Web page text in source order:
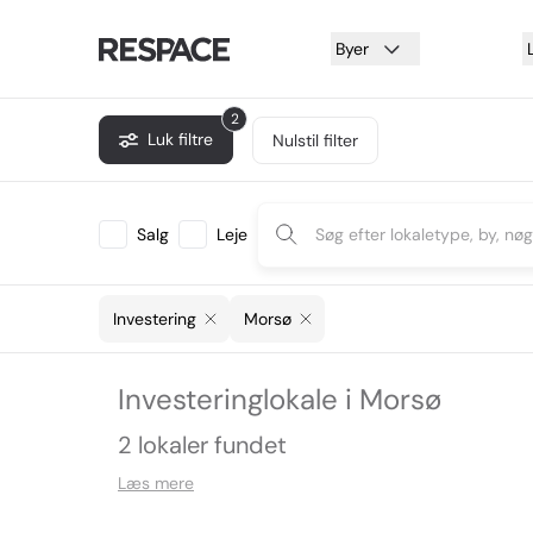
Byer
2
Luk filtre Nulstil filter
Salg Leje
Investering Morsø
Investeringlokale i Morsø
2 lokaler fundet
Læs mere